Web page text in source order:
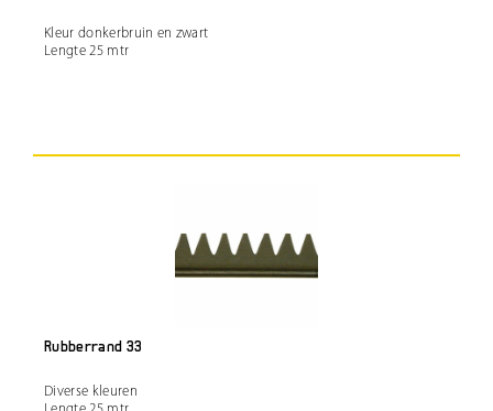
Kleur donkerbruin en zwart
Lengte 25 mtr
Rubberrand 33
Diverse kleuren